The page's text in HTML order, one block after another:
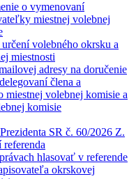
o vymenovaní
miestnej volebnej
volebného okrsku a
miestnosti
adresy na doručenie
člena a
miestnej volebnej komisie a
komisie
SR č. 60/2026 Z.
referenda
hlasovať v referende
okrskovej